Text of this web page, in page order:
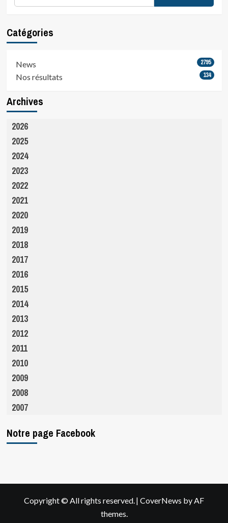
Catégories
News 2795
Nos résultats 134
Archives
2026
2025
2024
2023
2022
2021
2020
2019
2018
2017
2016
2015
2014
2013
2012
2011
2010
2009
2008
2007
Notre page Facebook
Copyright © All rights reserved.| CoverNews by AF
themes.